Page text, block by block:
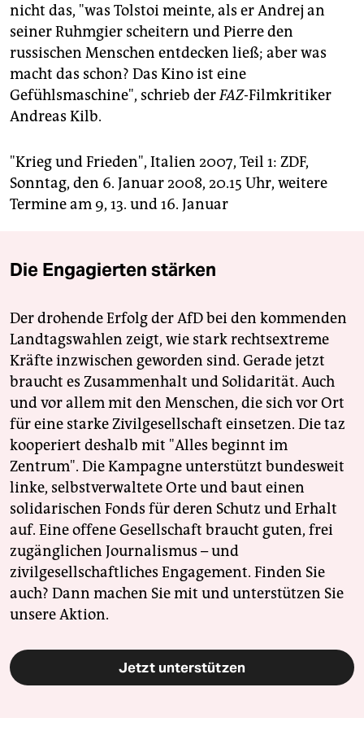
nicht das, "was Tolstoi meinte, als er Andrej an
seiner Ruhmgier scheitern und Pierre den
russischen Menschen entdecken ließ; aber was
macht das schon? Das Kino ist eine
Gefühlsmaschine", schrieb derFAZ-Filmkritiker
Andreas Kilb.
"Krieg und Frieden", Italien 2007, Teil 1: ZDF,
Sonntag, den 6. Januar 2008, 20.15 Uhr, weitere
Termine am 9, 13. und 16. Januar
Die Engagierten stärken
Der drohende Erfolg der AfD bei den kommenden
Landtagswahlen zeigt, wie stark rechtsextreme
Kräfte inzwischen geworden sind. Gerade jetzt
braucht es Zusammenhalt und Solidarität. Auch
und vor allem mit den Menschen, die sich vor Ort
für eine starke Zivilgesellschaft einsetzen. Die taz
kooperiert deshalb mit "Alles beginnt im
Zentrum". Die Kampagne unterstützt bundesweit
linke, selbstverwaltete Orte und baut einen
solidarischen Fonds für deren Schutz und Erhalt
auf. Eine offene Gesellschaft braucht guten, frei
zugänglichen Journalismus – und
zivilgesellschaftliches Engagement. Finden Sie
auch? Dann machen Sie mit und unterstützen Sie
unsere Aktion.
Jetzt unterstützen